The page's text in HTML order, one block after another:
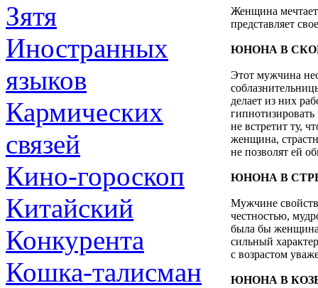
Зятя
Иностранных
языков
Кармических
связей
Кино-гороскоп
Китайский
Конкурента
Кошка-талисман
Женщина
представляет
ЮНОНА В
Этот мужчина
делает из них
не встретит ту,
женщина,
не позволят ей
ЮНОНА В
Мужчине
честностью,
была бы
сильный
с возрастом
ЮНОНА В